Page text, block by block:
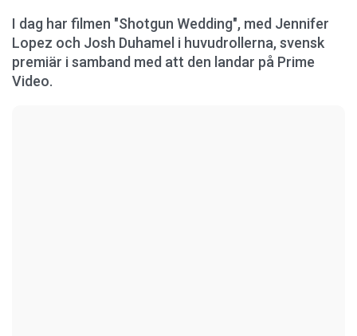
I dag har filmen "Shotgun Wedding", med Jennifer
Lopez och Josh Duhamel i huvudrollerna, svensk
premiär i samband med att den landar på Prime
Video.